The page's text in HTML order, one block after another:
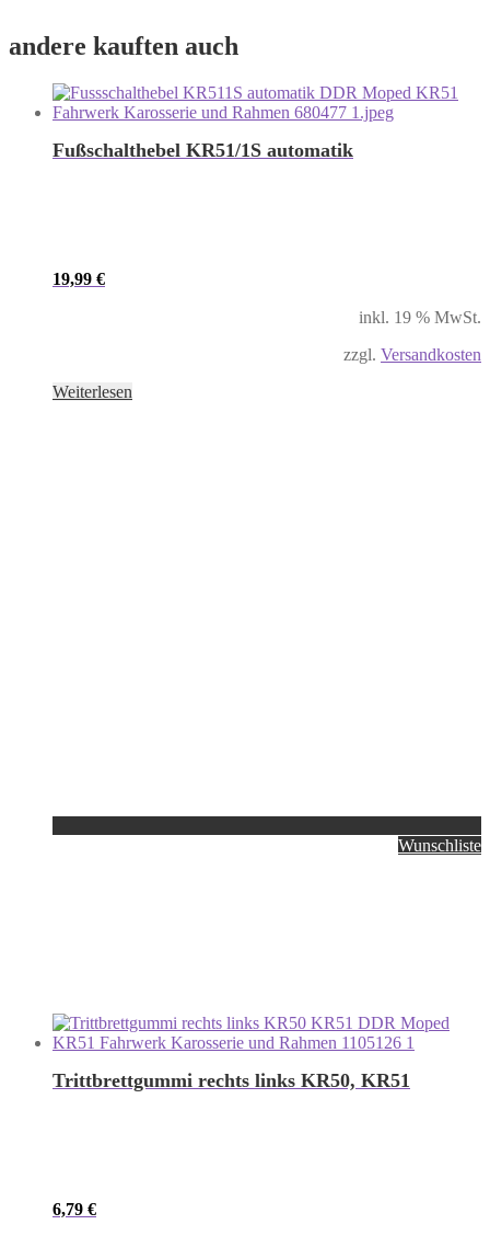
andere kauften auch
Fußschalthebel KR51/1S automatik
19,99 €
inkl. 19 % MwSt.
zzgl. Versandkosten
Weiterlesen
Wunschliste
Trittbrettgummi rechts links KR50, KR51
6,79 €